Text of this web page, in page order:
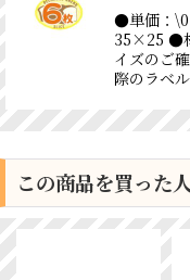
●単価：
35×25 ●
イズのご
際のラベ
この商品を買った